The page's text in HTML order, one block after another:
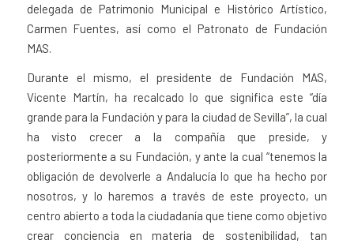
delegada de Patrimonio Municipal e Histórico Artístico,
Carmen Fuentes, así como el Patronato de Fundación
MAS.
Durante el mismo, el presidente de Fundación MAS,
Vicente Martín, ha recalcado lo que significa este “día
grande para la Fundación y para la ciudad de Sevilla”, la cual
ha visto crecer a la compañía que preside, y
posteriormente a su Fundación, y ante la cual “tenemos la
obligación de devolverle a Andalucía lo que ha hecho por
nosotros, y lo haremos a través de este proyecto, un
centro abierto a toda la ciudadanía que tiene como objetivo
crear conciencia en materia de sostenibilidad, tan